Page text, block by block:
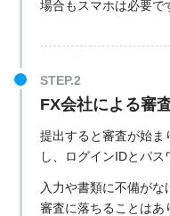
場合もスマホは必要で
FX会社による審
提出すると審査が始ま
し、ログインIDとパス
入力や書類に不備が
審査に落ちることはあ